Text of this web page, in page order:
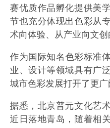
赛优质作品孵化提供美
节也充分体现出色彩从
术向体验、从产业向文创
作为国际知名色彩标准
业、设计等领域具有广
城市色彩发展打开了更广
据悉，北京普元文化艺
近日落地青岛，随着相